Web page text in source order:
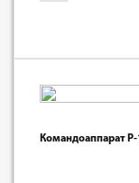
Командоаппарат